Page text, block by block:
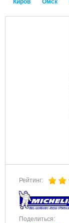
Киров Омск
Рейтинг:
Поделиться: